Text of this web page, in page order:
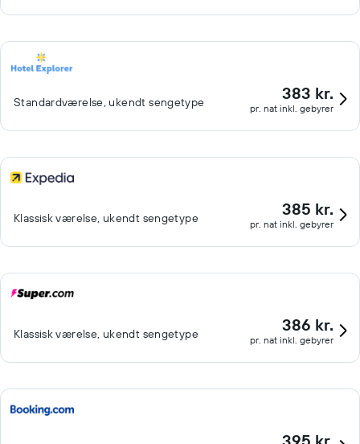
Standardværelse, ukendt sengetype 383 kr.
pr. nat inkl. gebyrer
Klassisk værelse, ukendt sengetype 385 kr.
pr. nat inkl. gebyrer
Klassisk værelse, ukendt sengetype 386 kr.
pr. nat inkl. gebyrer